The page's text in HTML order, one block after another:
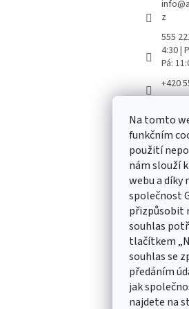
Na tomto
funkčním
použití
nám slouží
webu a díky
společnost
přizpůsobit
souhlas
tlačítkem
souhlas se
předáním
jak
najdete na
info@
z
555
4:30 |
Pá:
+420
Vložte svůj
E-mail
údajů